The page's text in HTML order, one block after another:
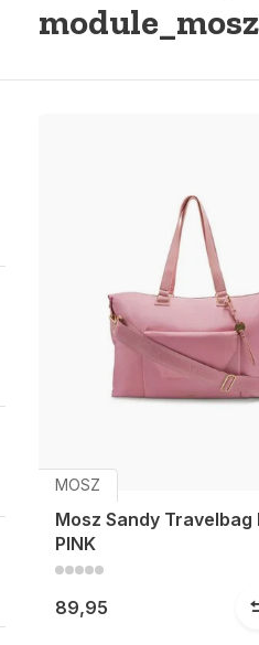
MOSZ
Mosz Sandy Travelbag
PINK
89,95